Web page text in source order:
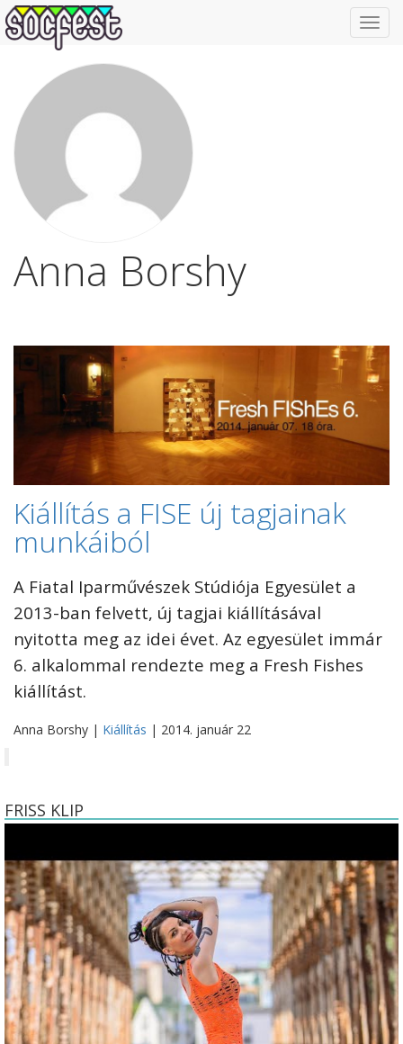
Anna Borshy
Kiállítás a FISE új tagjainak
munkáiból
A Fiatal Iparművészek Stúdiója Egyesület a
2013-ban felvett, új tagjai kiállításával
nyitotta meg az idei évet. Az egyesület immár
6. alkalommal rendezte meg a Fresh Fishes
kiállítást.
Anna Borshy | Kiállítás | 2014. január 22
FRISS KLIP